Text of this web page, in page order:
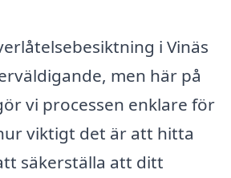
i Vinäs
men här på
vi processen enklare för
viktigt det är att hitta
säkerställa att ditt